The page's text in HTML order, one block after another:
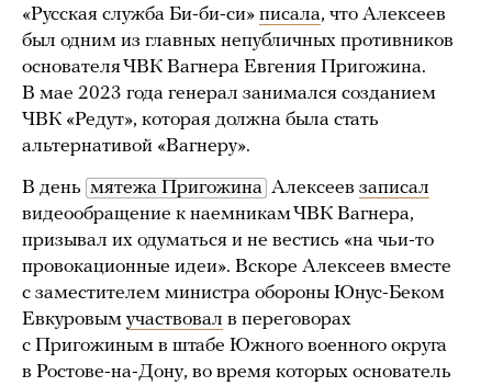
«Русская служба Би-би-си» писала, что Алексеев
был одним из главных непубличных противников
основателя ЧВК Вагнера Евгения Пригожина.
В мае 2023 года генерал занимался созданием
ЧВК «Редут», которая должна была стать
альтернативой «Вагнеру».
В день мятежа Пригожина Алексеев записал
видеообращение к наемникам ЧВК Вагнера,
призывал их одуматься и не вестись «на чьи-то
провокационные идеи». Вскоре Алексеев вместе
с заместителем министра обороны Юнус-Беком
Евкуровым участвовал в переговорах
с Пригожиным в штабе Южного военного округа
в Ростове-на-Дону, во время которых основатель